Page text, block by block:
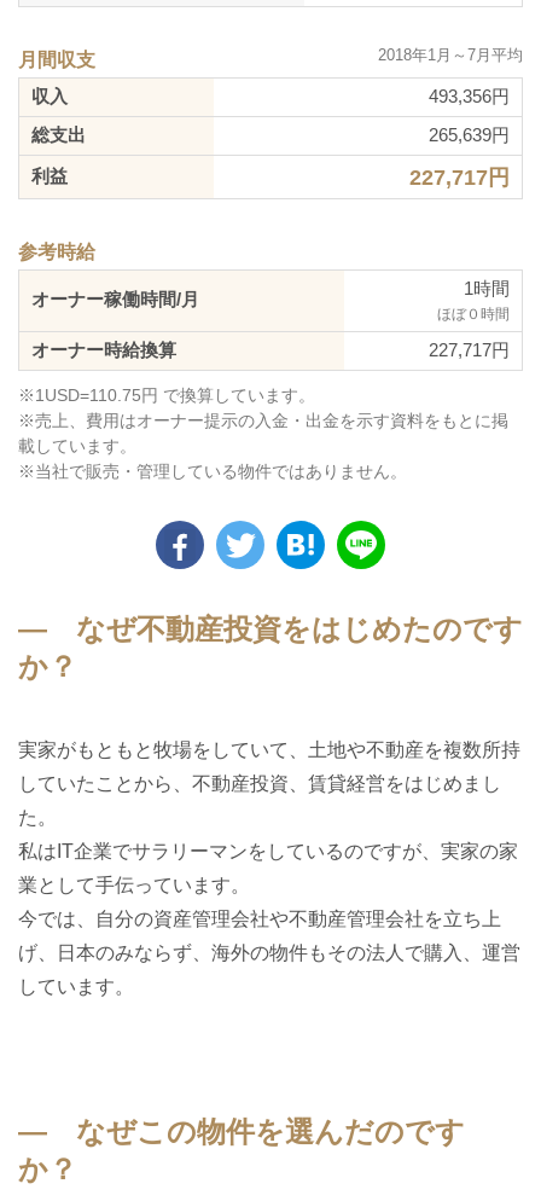
月間収支 2018年1月～7月平均
収入
493,356円
総支出
265,639円
利益
227,717円
参考時給
オーナー稼働時間/月
1時間
ほぼ０時間
オーナー時給換算 227,717円
※1USD=110.75円 で換算しています。
※売上、費用はオーナー提示の入金・出金を示す資料をもとに掲
載しています。
※当社で販売・管理している物件ではありません。
― なぜ不動産投資をはじめたのです
か？
実家がもともと牧場をしていて、土地や不動産を複数所持
していたことから、不動産投資、賃貸経営をはじめまし
た。
私はIT企業でサラリーマンをしているのですが、実家の家
業として手伝っています。
今では、自分の資産管理会社や不動産管理会社を立ち上
げ、日本のみならず、海外の物件もその法人で購入、運営
しています。
― なぜこの物件を選んだのです
か？